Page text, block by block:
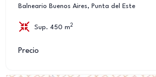
Balneario Buenos Aires, Punta del Este
Sup. 450 m 2
Precio